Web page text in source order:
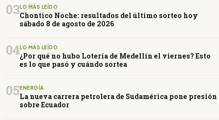
03LO MÁS LEÍDO
Chontico Noche: resultados del último sorteo hoy
sábado 8 de agosto de 2026
04LO MÁS LEÍDO
¿Por qué no hubo Lotería de Medellín el viernes? Esto
es lo que pasó y cuándo sortea
05ENERGÍA
La nueva carrera petrolera de Sudamérica pone presión
sobre Ecuador